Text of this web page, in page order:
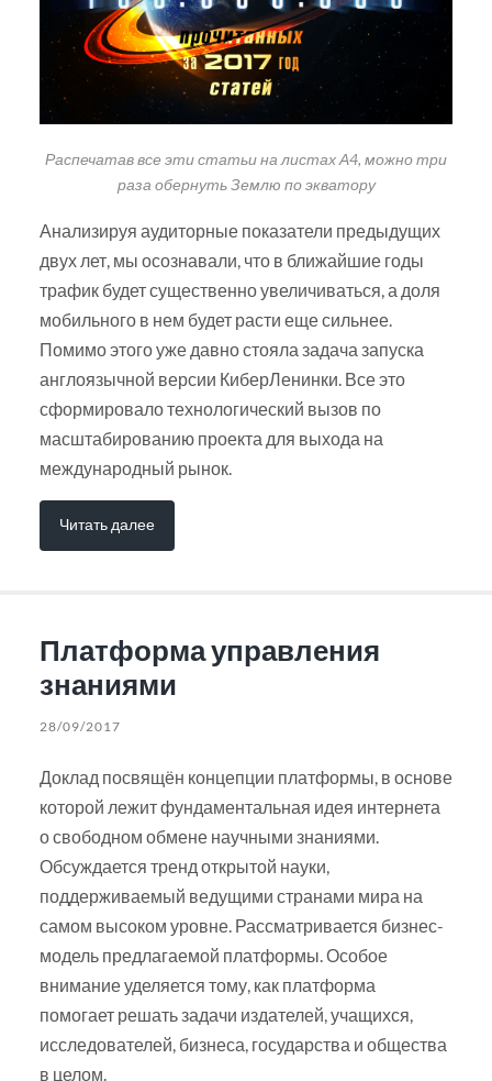
Распечатав все эти статьи на листах А4, можно три
раза обернуть Землю по экватору
Анализируя аудиторные показатели предыдущих
двух лет, мы осознавали, что в ближайшие годы
трафик будет существенно увеличиваться, а доля
мобильного в нем будет расти еще сильнее.
Помимо этого уже давно стояла задача запуска
англоязычной версии КиберЛенинки. Все это
сформировало технологический вызов по
масштабированию проекта для выхода на
международный рынок.
Читать далее
Платформа управления
знаниями
28/09/2017
Доклад посвящён концепции платформы, в основе
которой лежит фундаментальная идея интернета
о свободном обмене научными знаниями.
Обсуждается тренд открытой науки,
поддерживаемый ведущими странами мира на
самом высоком уровне. Рассматривается бизнес-
модель предлагаемой платформы. Особое
внимание уделяется тому, как платформа
помогает решать задачи издателей, учащихся,
исследователей, бизнеса, государства и общества
в целом.